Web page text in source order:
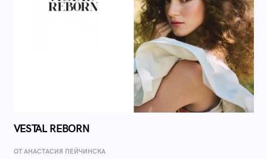
VESTAL REBORN
ОТ AНАСТАСИЯ ПЕЙЧИНСКА